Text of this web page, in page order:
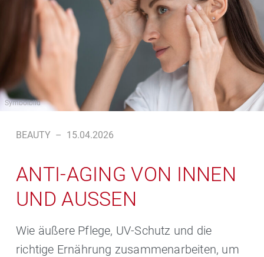
Symbolbild
BEAUTY – 15.04.2026
ANTI-AGING VON INNEN
UND AUSSEN
Wie äußere Pflege, UV-Schutz und die
richtige Ernährung zusammenarbeiten, um